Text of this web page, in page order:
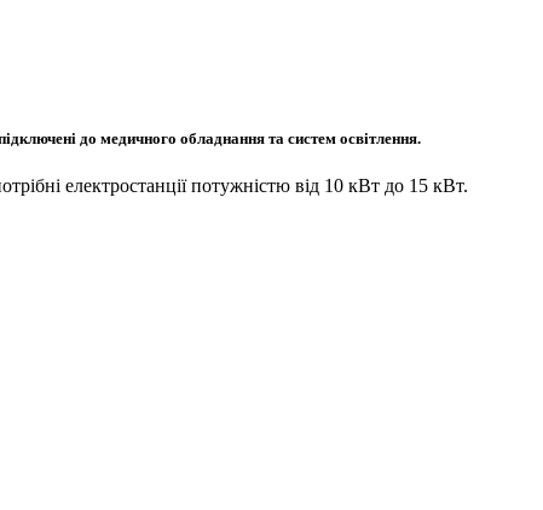
до медичного обладнання та систем освітлення.
електростанції потужністю від 10 кВт до 15 кВт.